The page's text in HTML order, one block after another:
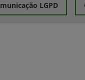
LGPD